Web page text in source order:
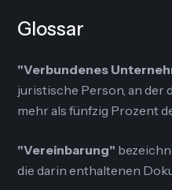
Glossar
"Verbundenes
juristische Person, an der
mehr als fünfzig Prozent
"Vereinbarung"
die darin enthaltenen